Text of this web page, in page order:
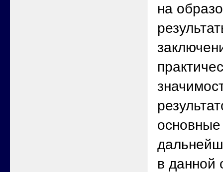
на
в данной